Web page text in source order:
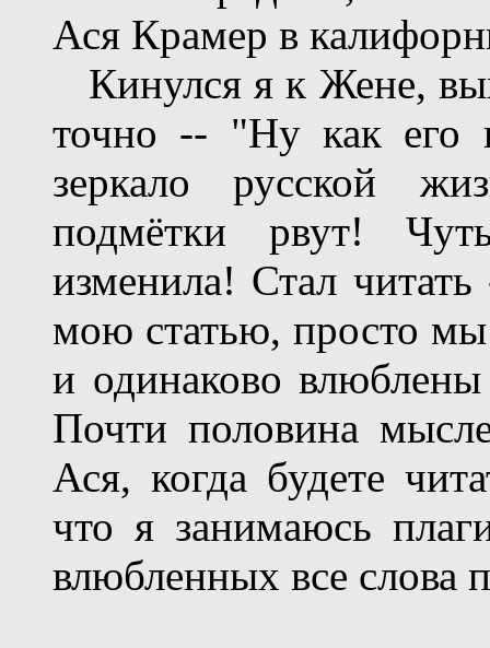
Ася Крамер в
Кинулся я к Жене,
точно -- "Ну как его
зеркало русской
подмётки рвут!
изменила! Стал
мою статью, просто мы
и одинаково влюблены
Почти половина
Ася, когда будете
что я занимаюсь
влюбленных все слова